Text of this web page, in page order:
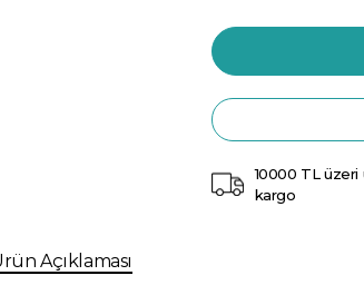
10000 TL üzeri
kargo
Açıklaması